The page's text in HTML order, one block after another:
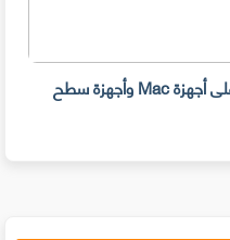
مرشحات Snap Camera لن تعمل على أجهزة Mac وأجهزة سطح